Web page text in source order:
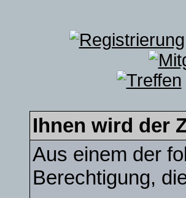
Ihnen wird der
Aus einem der
Berechtigung,